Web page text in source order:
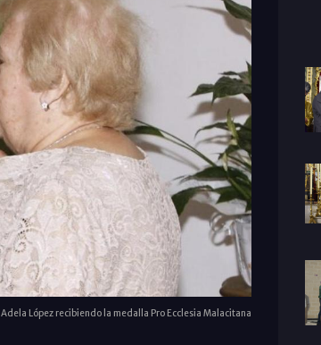
Adela López recibiendo la medalla Pro Ecclesia Malacitana